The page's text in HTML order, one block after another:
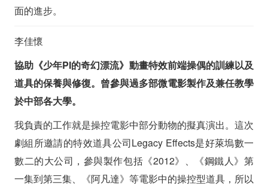
面的進步。
李佳懷
協助《少年PI的奇幻漂流》動畫特效前端操偶的訓練以及
道具的保養與修復。曾參與過多部微電影製作及兼任教學
於中部各大學。
我負責的工作就是操控電影中部分動物的擬真演出。這次
劇組所邀請的特效道具公司Legacy Effects是好萊塢數一
數二的大公司，參與製作包括《2012》、《鋼鐵人》第
一集到第三集、《阿凡達》等電影中的操控型道具，所以